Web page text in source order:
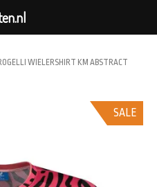
WIELERSHIRT KM ABSTRACT
SALE